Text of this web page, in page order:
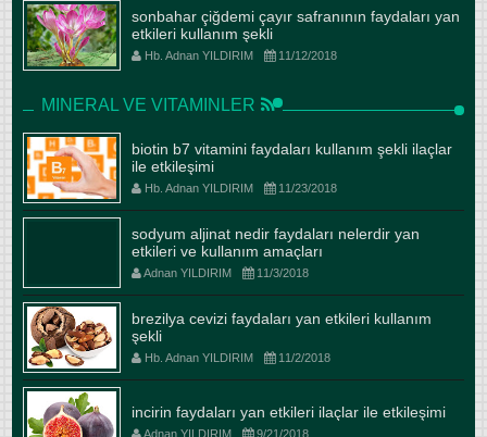
sonbahar çiğdemi çayır safranının faydaları yan
etkileri kullanım şekli
Hb. Adnan YILDIRIM 11/12/2018
MINERAL VE VITAMINLER
biotin b7 vitamini faydaları kullanım şekli ilaçlar
ile etkileşimi
Hb. Adnan YILDIRIM 11/23/2018
sodyum aljinat nedir faydaları nelerdir yan
etkileri ve kullanım amaçları
Adnan YILDIRIM 11/3/2018
brezilya cevizi faydaları yan etkileri kullanım
şekli
Hb. Adnan YILDIRIM 11/2/2018
incirin faydaları yan etkileri ilaçlar ile etkileşimi
Adnan YILDIRIM 9/21/2018